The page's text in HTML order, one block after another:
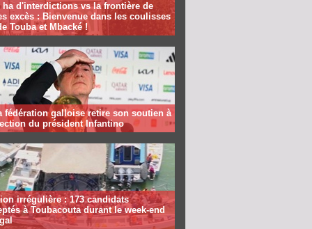
ha d'interdictions vs la frontière de
excès : Bienvenue dans les coulisses
Touba et Mbacké !
fédération galloise retire son soutien à
du président Infantino
irrégulière : 173 candidats
à Toubacouta durant le week-end